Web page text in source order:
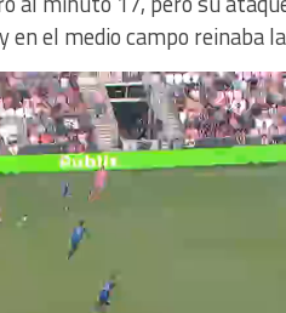
el medio campo reinaba